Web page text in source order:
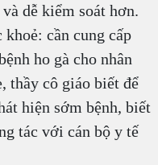
dễ kiểm soát hơn.
cần cung cấp
ho gà cho nhân
thầy cô giáo biết để
hiện sớm bệnh, biết
tác với cán bộ y tế